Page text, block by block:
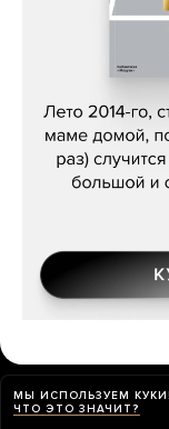
Сергей
О ЧЕМ
МЫ ИСПОЛЬЗУЕМ КУКИ!
ЧТО ЭТО ЗНАЧИТ?